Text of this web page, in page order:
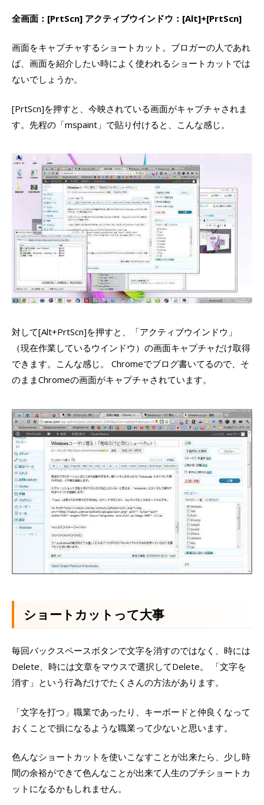
全画面：[PrtScn] アクティブウインドウ：[Alt]+[PrtScn]
画面をキャプチャするショートカット。ブロガーの人であれ
ば、画面を紹介したい時によく使われるショートカットでは
ないでしょうか。
[PrtScn]を押すと、今映されている画面がキャプチャされま
す。先程の「mspaint」で貼り付けると、こんな感じ。
対して[Alt+PrtScn]を押すと、「アクティブウインドウ」
（現在作業しているウインドウ）の画面キャプチャだけ取得
できます。こんな感じ。 Chromeでブログ書いてるので、そ
のままChromeの画面がキャプチャされています。
ショートカットって大事
毎回バックスペースボタンで文字を消すのではなく、時には
Delete、時には文章をマウスで選択してDelete。 「文字を
消す」という行為だけでたくさんの方法があります。
「文字を打つ」職業であったり、キーボードと仲良くなって
おくことで損になるような職業って少ないと思います。
色んなショートカットを使いこなすことが出来たら、少し時
間の余裕ができて色んなことが出来て人生のプチショートカ
ットになるかもしれません。